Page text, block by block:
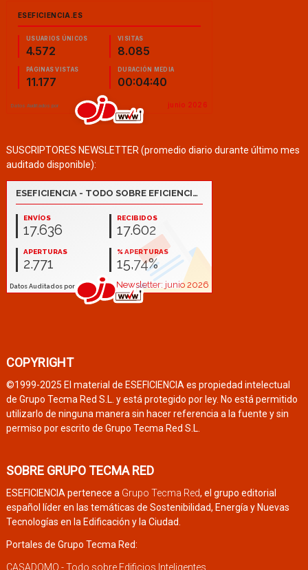
SUSCRIPTORES NEWSLETTER (promedio diario durante último mes
auditado disponible):
COPYRIGHT
©1999-2025 El material de ESEFICIENCIA es propiedad intelectual
de Grupo Tecma Red S.L. y está protegido por ley. No está permitido
utilizarlo de ninguna manera sin hacer referencia a la fuente y sin
permiso por escrito de Grupo Tecma Red S.L.
SOBRE GRUPO TECMA RED
ESEFICIENCIA pertenece a Grupo Tecma Red, el grupo editorial
español líder en las temáticas de Sostenibilidad, Energía y Nuevas
Tecnologías en la Edificación y la Ciudad.
Portales de Grupo Tecma Red:
CASADOMO - Todo sobre Edificios Inteligentes